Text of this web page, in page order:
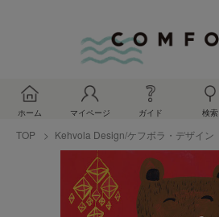
ホーム マイページ ガイド 検索
TOP Kehvola Design/ケフボラ・デザイン